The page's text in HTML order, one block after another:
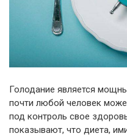
Голодание является
почти любой человек
под контроль свое
показывают, что диета,